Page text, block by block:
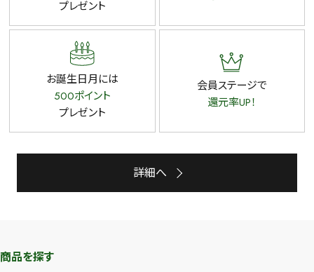
プレゼント
お誕生日月には
500ポイント
プレゼント
会員ステージで
還元率UP！
詳細へ
商品を探す